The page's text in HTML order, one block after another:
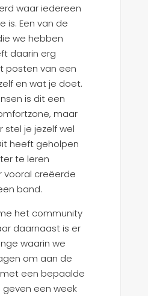
waar iedereen
is. Een van de
we hebben
daarin erg
posten van een
en wat je doet.
is dit een
maar
stel je jezelf wel
heeft geholpen
te leren
vooral creëerde
band.
het community
daarnaast is er
waarin we
om aan de
een bepaalde
geven een week